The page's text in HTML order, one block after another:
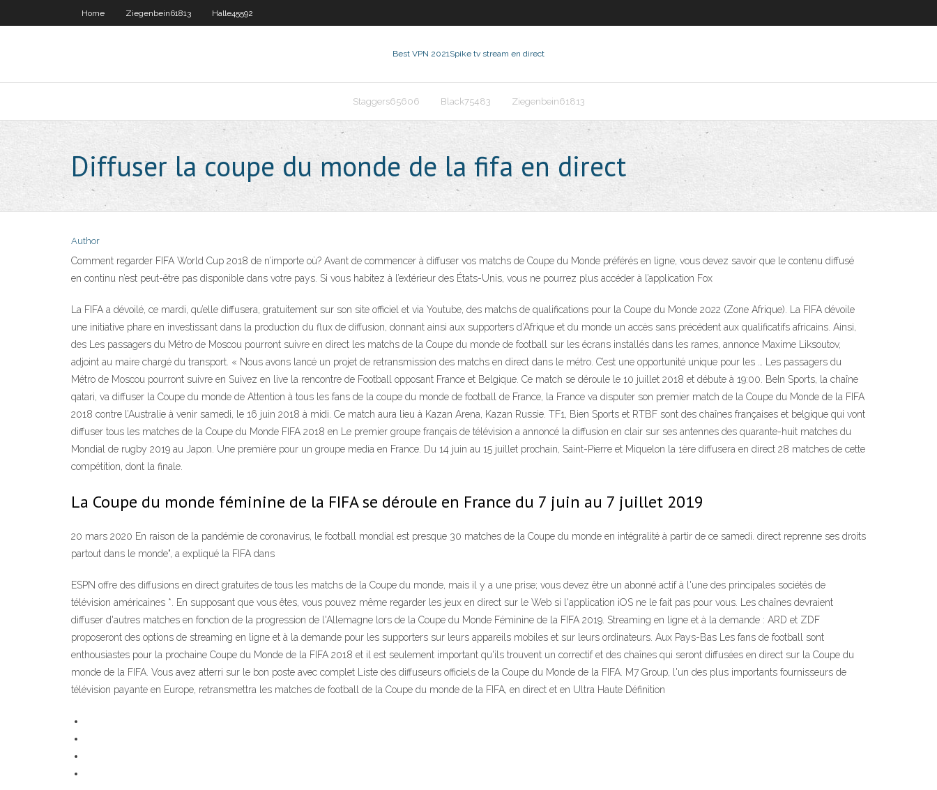
Home Ziegenbein61813 Halle45592
Best VPN 2021Spike tv stream en direct
Staggers65606 Black75483 Ziegenbein61813
Diffuser la coupe du monde de la fifa en direct
Author
Comment regarder FIFA World Cup 2018 de n’importe où? Avant de commencer à diffuser vos matchs de Coupe du Monde préférés en ligne, vous devez savoir que le contenu diffusé
en continu n’est peut-être pas disponible dans votre pays. Si vous habitez à l’extérieur des États-Unis, vous ne pourrez plus accéder à l’application Fox
La FIFA a dévoilé, ce mardi, qu’elle diffusera, gratuitement sur son site officiel et via Youtube, des matchs de qualifications pour la Coupe du Monde 2022 (Zone Afrique). La FIFA dévoile
une initiative phare en investissant dans la production du flux de diffusion, donnant ainsi aux supporters d’Afrique et du monde un accès sans précédent aux qualificatifs africains. Ainsi,
des Les passagers du Métro de Moscou pourront suivre en direct les matchs de la Coupe du monde de football sur les écrans installés dans les rames, annonce Maxime Liksoutov,
adjoint au maire chargé du transport. « Nous avons lancé un projet de retransmission des matchs en direct dans le métro. C’est une opportunité unique pour les … Les passagers du
Métro de Moscou pourront suivre en Suivez en live la rencontre de Football opposant France et Belgique. Ce match se déroule le 10 juillet 2018 et débute à 19:00. BeIn Sports, la chaîne
qatari, va diffuser la Coupe du monde de Attention à tous les fans de la coupe du monde de football de France, la France va disputer son premier match de la Coupe du Monde de la FIFA
2018 contre l’Australie à venir samedi, le 16 juin 2018 à midi. Ce match aura lieu à Kazan Arena, Kazan Russie. TF1, Bien Sports et RTBF sont des chaînes françaises et belgique qui vont
diffuser tous les matches de la Coupe du Monde FIFA 2018 en Le premier groupe français de télévision a annoncé la diffusion en clair sur ses antennes des quarante-huit matches du
Mondial de rugby 2019 au Japon. Une première pour un groupe media en France. Du 14 juin au 15 juillet prochain, Saint-Pierre et Miquelon la 1ère diffusera en direct 28 matches de cette
compétition, dont la finale.
La Coupe du monde féminine de la FIFA se déroule en France du 7 juin au 7 juillet 2019
20 mars 2020 En raison de la pandémie de coronavirus, le football mondial est presque 30 matches de la Coupe du monde en intégralité à partir de ce samedi. direct reprenne ses droits
partout dans le monde", a expliqué la FIFA dans
ESPN offre des diffusions en direct gratuites de tous les matchs de la Coupe du monde, mais il y a une prise; vous devez être un abonné actif à l'une des principales sociétés de
télévision américaines *. En supposant que vous êtes, vous pouvez même regarder les jeux en direct sur le Web si l'application iOS ne le fait pas pour vous. Les chaînes devraient
diffuser d'autres matches en fonction de la progression de l'Allemagne lors de la Coupe du Monde Féminine de la FIFA 2019. Streaming en ligne et à la demande : ARD et ZDF
proposeront des options de streaming en ligne et à la demande pour les supporters sur leurs appareils mobiles et sur leurs ordinateurs. Aux Pays-Bas Les fans de football sont
enthousiastes pour la prochaine Coupe du Monde de la FIFA 2018 et il est seulement important qu'ils trouvent un correctif et des chaînes qui seront diffusées en direct sur la Coupe du
monde de la FIFA. Vous avez atterri sur le bon poste avec complet Liste des diffuseurs officiels de la Coupe du Monde de la FIFA. M7 Group, l'un des plus importants fournisseurs de
télévision payante en Europe, retransmettra les matches de football de la Coupe du monde de la FIFA, en direct et en Ultra Haute Définition